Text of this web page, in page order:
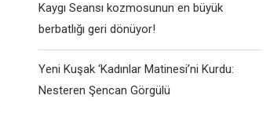
Kaygı Seansı kozmosunun en büyük
berbatlığı geri dönüyor!
Yeni Kuşak ‘Kadınlar Matinesi’ni Kurdu:
Nesteren Şencan Görgülü